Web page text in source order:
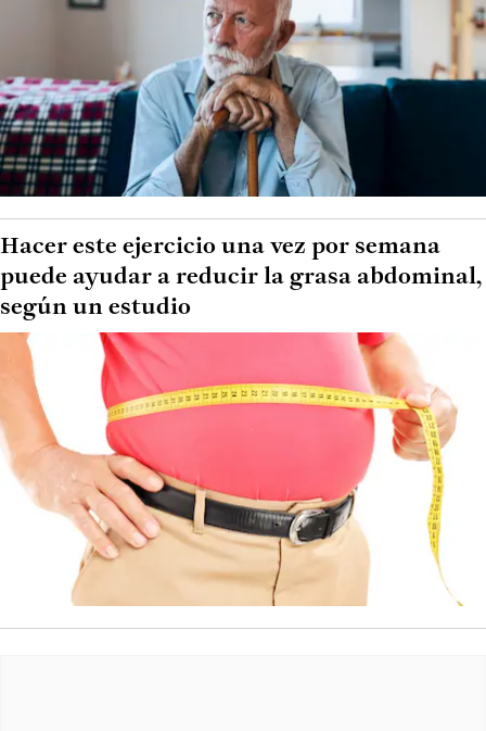
Hacer este ejercicio una vez por semana
puede ayudar a reducir la grasa abdominal,
según un estudio